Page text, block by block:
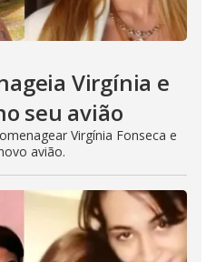
Virgínia e
seu avião
Virgínia Fonseca e
avião.